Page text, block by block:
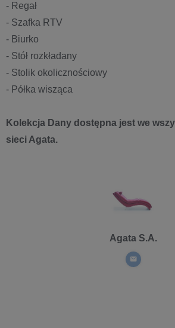
- Regał
- Szafka RTV
- Biurko
- Stół rozkładany
- Stolik okolicznościowy
- Półka wisząca
Kolekcja Dany dostępna jest we
sieci Agata.
Agata S.A.